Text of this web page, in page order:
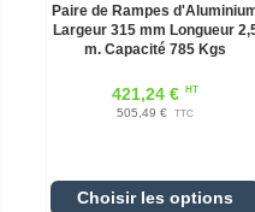
Paire de Rampes
Largeur 315 mm Longueur
m. Capacité 785 Kgs
421,24 € HT
505,49 € TTC
Choisir les options